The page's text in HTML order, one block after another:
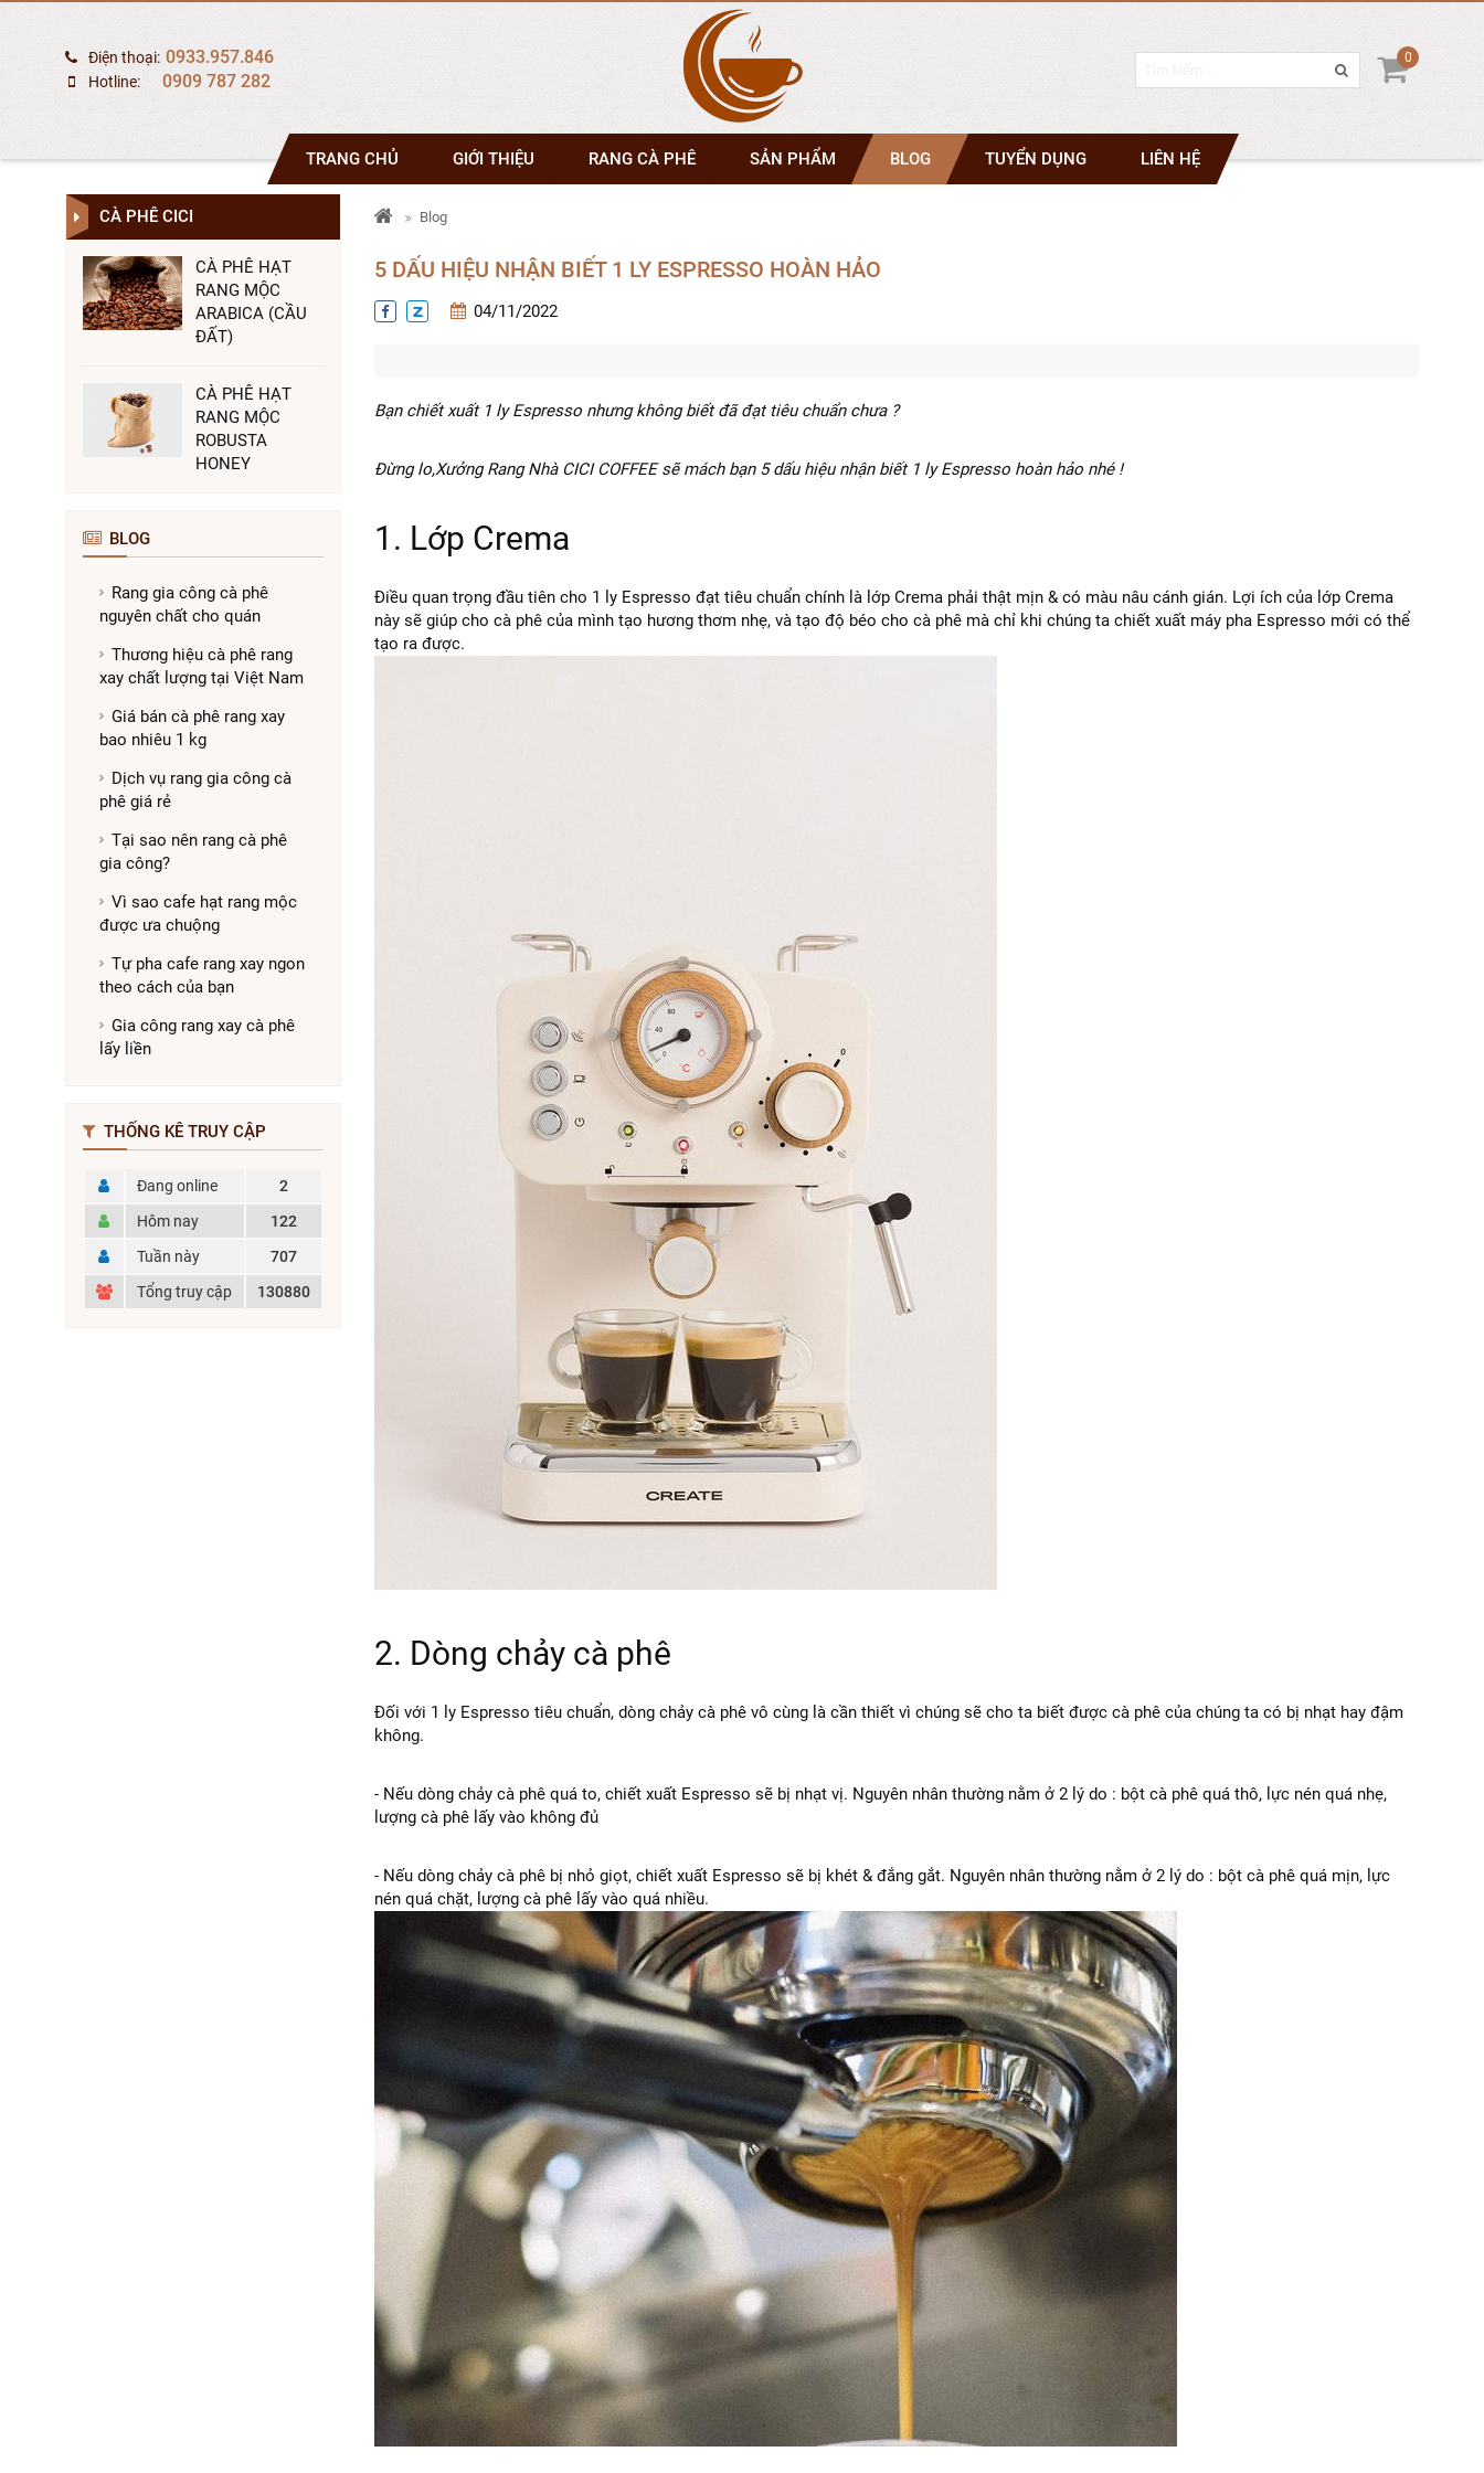
Điện thoại: 0933.957.846
Hotline: 0909 787 282
0
TRANG CHỦ GIỚI THIỆU RANG CÀ PHÊ SẢN PHẨM BLOG TUYỂN DỤNG LIÊN HỆ
CÀ PHÊ CICI
CÀ PHÊ HẠT
RANG MỘC
ARABICA (CẦU
ĐẤT)
CÀ PHÊ HẠT
RANG MỘC
ROBUSTA
HONEY
BLOG
Rang gia công cà phê
nguyên chất cho quán
Thương hiệu cà phê rang
xay chất lượng tại Việt Nam
Giá bán cà phê rang xay
bao nhiêu 1 kg
Dịch vụ rang gia công cà
phê giá rẻ
Tại sao nên rang cà phê
gia công?
Vì sao cafe hạt rang mộc
được ưa chuộng
Tự pha cafe rang xay ngon
theo cách của bạn
Gia công rang xay cà phê
lấy liền
THỐNG KÊ TRUY CẬP
Đang online
2
Hôm nay
122
Tuần này
707
Tổng truy cập
130880
Blog
5 DẤU HIỆU NHẬN BIẾT 1 LY ESPRESSO HOÀN HẢO
04/11/2022
Bạn chiết xuất 1 ly Espresso nhưng không biết đã đạt tiêu chuẩn chưa ?
Đừng lo,Xưởng Rang Nhà CICI COFFEE sẽ mách bạn 5 dấu hiệu nhận biết 1 ly Espresso hoàn hảo nhé !
1. Lớp Crema
Điều quan trọng đầu tiên cho 1 ly Espresso đạt tiêu chuẩn chính là lớp Crema phải thật mịn & có màu nâu cánh gián. Lợi ích của lớp Crema
này sẽ giúp cho cà phê của mình tạo hương thơm nhẹ, và tạo độ béo cho cà phê mà chỉ khi chúng ta chiết xuất máy pha Espresso mới có thể
tạo ra được.
2. Dòng chảy cà phê
Đối với 1 ly Espresso tiêu chuẩn, dòng chảy cà phê vô cùng là cần thiết vì chúng sẽ cho ta biết được cà phê của chúng ta có bị nhạt hay đậm
không.
- Nếu dòng chảy cà phê quá to, chiết xuất Espresso sẽ bị nhạt vị. Nguyên nhân thường nằm ở 2 lý do : bột cà phê quá thô, lực nén quá nhẹ,
lượng cà phê lấy vào không đủ
- Nếu dòng chảy cà phê bị nhỏ giọt, chiết xuất Espresso sẽ bị khét & đắng gắt. Nguyên nhân thường nằm ở 2 lý do : bột cà phê quá mịn, lực
nén quá chặt, lượng cà phê lấy vào quá nhiều.